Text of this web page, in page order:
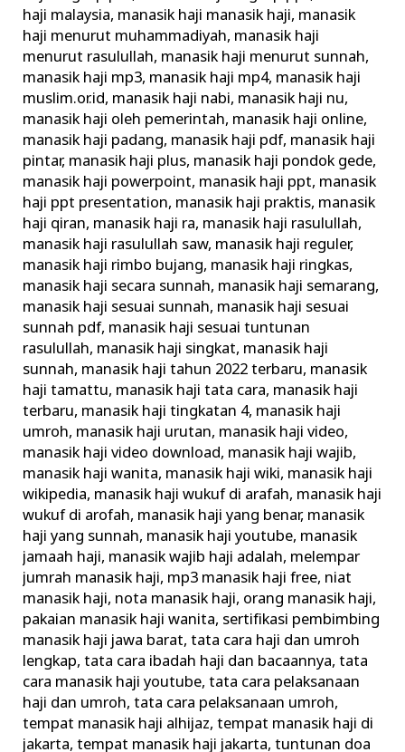
haji malaysia, manasik haji manasik haji, manasik
haji menurut muhammadiyah, manasik haji
menurut rasulullah, manasik haji menurut sunnah,
manasik haji mp3, manasik haji mp4, manasik haji
muslim.or.id, manasik haji nabi, manasik haji nu,
manasik haji oleh pemerintah, manasik haji online,
manasik haji padang, manasik haji pdf, manasik haji
pintar, manasik haji plus, manasik haji pondok gede,
manasik haji powerpoint, manasik haji ppt, manasik
haji ppt presentation, manasik haji praktis, manasik
haji qiran, manasik haji ra, manasik haji rasulullah,
manasik haji rasulullah saw, manasik haji reguler,
manasik haji rimbo bujang, manasik haji ringkas,
manasik haji secara sunnah, manasik haji semarang,
manasik haji sesuai sunnah, manasik haji sesuai
sunnah pdf, manasik haji sesuai tuntunan
rasulullah, manasik haji singkat, manasik haji
sunnah, manasik haji tahun 2022 terbaru, manasik
haji tamattu, manasik haji tata cara, manasik haji
terbaru, manasik haji tingkatan 4, manasik haji
umroh, manasik haji urutan, manasik haji video,
manasik haji video download, manasik haji wajib,
manasik haji wanita, manasik haji wiki, manasik haji
wikipedia, manasik haji wukuf di arafah, manasik haji
wukuf di arofah, manasik haji yang benar, manasik
haji yang sunnah, manasik haji youtube, manasik
jamaah haji, manasik wajib haji adalah, melempar
jumrah manasik haji, mp3 manasik haji free, niat
manasik haji, nota manasik haji, orang manasik haji,
pakaian manasik haji wanita, sertifikasi pembimbing
manasik haji jawa barat,tata cara haji dan umroh
lengkap,tata cara ibadah haji dan bacaannya,tata
cara manasik haji youtube,tata cara pelaksanaan
haji dan umroh,tata cara pelaksanaan umroh,
tempat manasik haji alhijaz,tempat manasik haji di
jakarta,tempat manasik haji jakarta,tuntunan doa